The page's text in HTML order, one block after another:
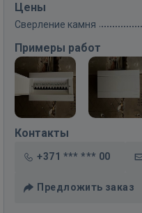
Цены
Сверление камня
Примеры работ
Контакты
+371 *** *** 00
Предложить заказ